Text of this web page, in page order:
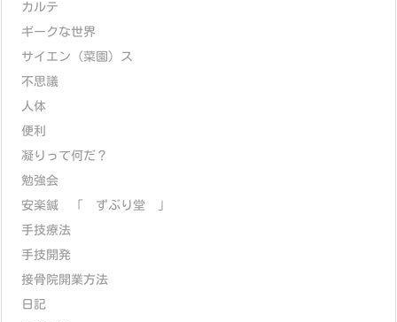
カルテ
ギークな世界
サイエン（菜園）ス
不思議
人体
便利
凝りって何だ？
勉強会
安楽鍼 「 ずぶり堂 」
手技療法
手技開発
接骨院開業方法
日記